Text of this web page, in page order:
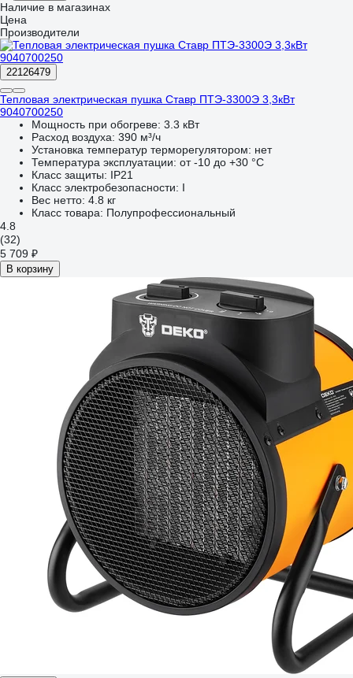
Наличие в магазинах
Цена
Производители
22126479
Тепловая электрическая пушка Ставр ПТЭ-3300Э 3,3кВт
9040700250
Мощность при обогреве: 3.3 кВт
Расход воздуха: 390 м³/ч
Установка температур терморегулятором: нет
Температура эксплуатации: от -10 до +30 °С
Класс защиты: IP21
Класс электробезопасности: I
Вес нетто: 4.8 кг
Класс товара: Полупрофессиональный
4.8
(32)
5 709 ₽
В корзину